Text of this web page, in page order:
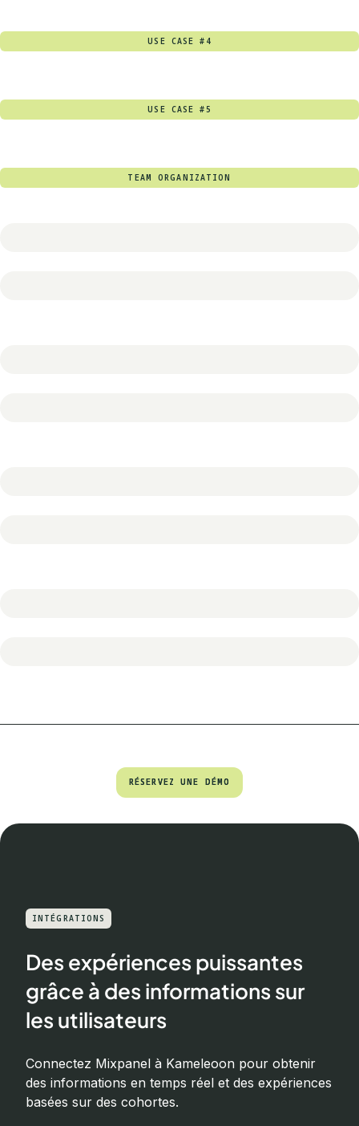
USE CASE #4
USE CASE #5
TEAM ORGANIZATION
RÉSERVEZ UNE DÉMO
RÉSERVEZ UNE DÉMO
INTÉGRATIONS
Des expériences puissantes
grâce à des informations sur
les utilisateurs
Connectez Mixpanel à Kameleoon pour obtenir
des informations en temps réel et des expériences
basées sur des cohortes.